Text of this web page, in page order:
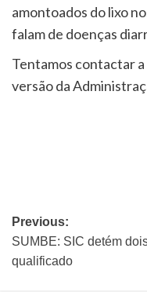
amontoados do lixo
falam de doenças
Tentamos contactar
versão da
Previous:
SUMBE: SIC detém
qualificado